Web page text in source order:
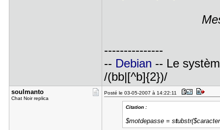
---------------
-- Debian -- Le
/(bb|[^b]{2})/
soulmanto
Chat Noir replica
Posté le 03-05-2007 à 14:22:11
Citation :
$motdepasse = st